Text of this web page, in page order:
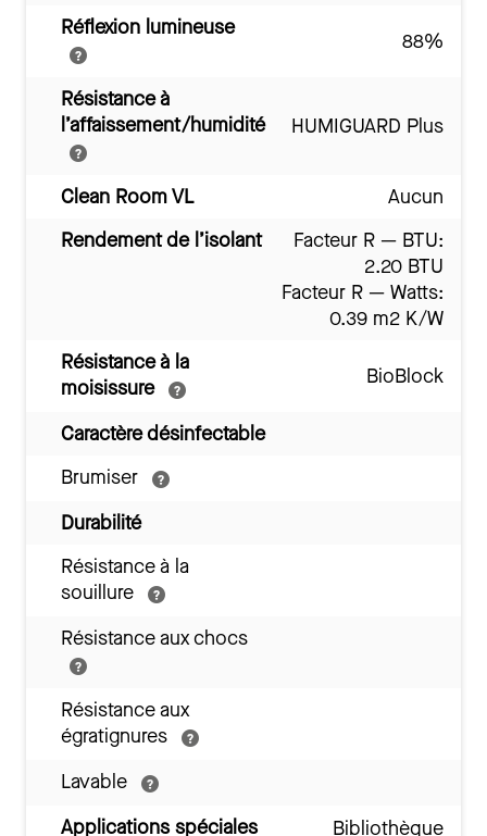
Réflexion lumineuse
88%
Résistance à
l’affaissement/humidité
HUMIGUARD Plus
Clean Room VL
Aucun
Rendement de l’isolant
Facteur R — BTU:
2.20 BTU
Facteur R — Watts:
0.39 m2 K/W
Résistance à la
moisissure
BioBlock
Caractère désinfectable
Brumiser
Durabilité
Résistance à la
souillure
Résistance aux chocs
Résistance aux
égratignures
Lavable
Applications spéciales
Bibliothèque